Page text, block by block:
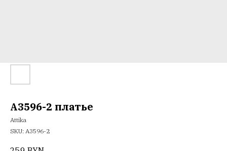
A3596-2 платье
Attika
SKU: А3596-2